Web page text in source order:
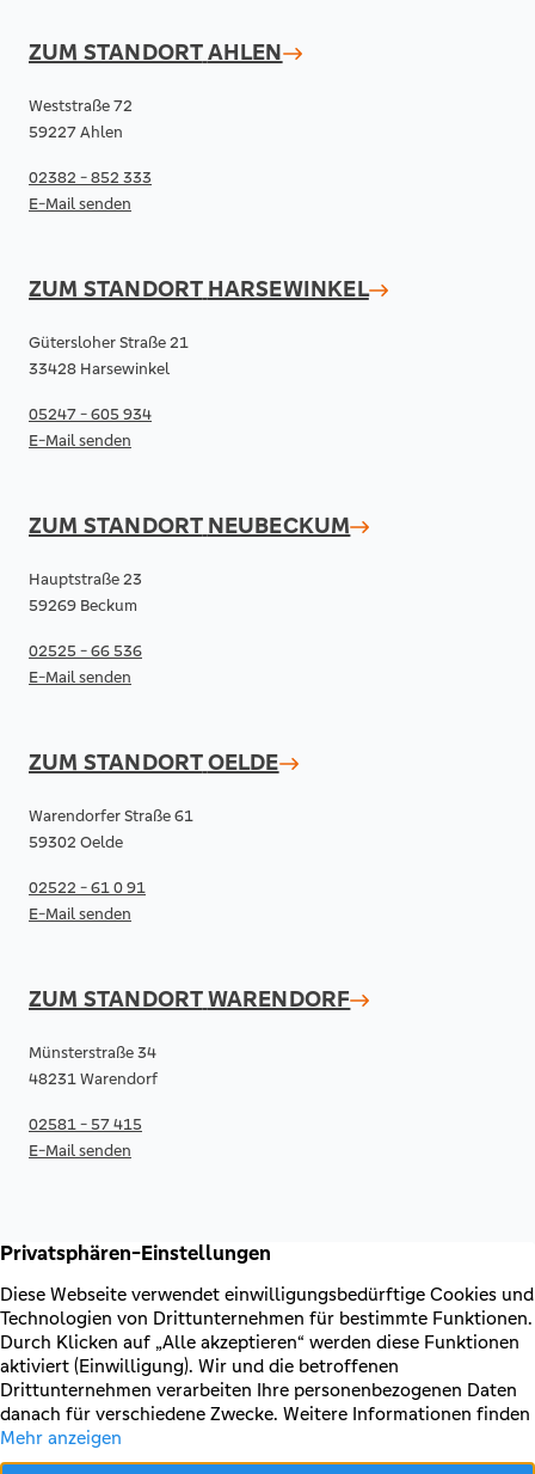
ZUM STANDORTAHLEN
Weststraße 72
59227 Ahlen
02382 - 852 333
E-Mail senden
ZUM STANDORT HARSEWINKEL
Gütersloher Straße 21
33428 Harsewinkel
05247 - 605 934
E-Mail senden
ZUM STANDORT NEUBECKUM
Hauptstraße 23
59269 Beckum
02525 - 66 536
E-Mail senden
ZUM STANDORTOELDE
Warendorfer Straße 61
59302 Oelde
02522 - 61 0 91
E-Mail senden
ZUM STANDORTWARENDORF
Münsterstraße 34
48231 Warendorf
02581 - 57 415
E-Mail senden
RECHTLICHES & KONTAKT
Kontakt
AGB & Sonderbedingungen
Erklärung zur Barrierefreiheit
Impressum
Datenschutz